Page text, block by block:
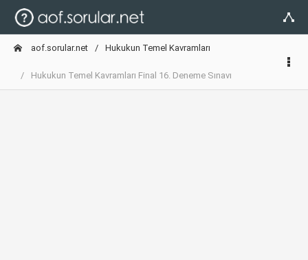
aof.sorular.net Hukukun Temel Kavramları
Hukukun Temel Kavramları Final 16. Deneme Sınavı